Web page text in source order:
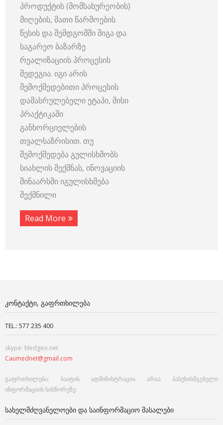
პროდუქტის (მომსახურეობის)
მიღების, მათი წარმოების
წესის და შემდგომში შიგა და
საგარეო ბაზარზე
რეალიზაციის პროცესის
შედეგია. იგი არის
შემოქმედებითი პროცესის
დამასრულებელი ეტაპი, მისი
პრაქტიკაში
განხორციელების
თვალსაზრისით. თუ
შემოქმედება გულისხმობს
სიახლის შექმნას, ინოვაციის
შინაარსში იგულისხმება
შექმნილი
Read More
ᲙᲝᲜᲢᲐᲥᲢᲘ, ᲒᲐᲤᲠᲗᲮᲘᲚᲔᲑᲐ
TEL.: 577 235 400
skype: Medgeo.net
Caumednet@gmail.com
გაფრთხილება: საიტის ადმინისტრაცია არაა პასუხისმგებელი
ინფორმაციის სისწორეზე.
ᲡᲐᲮᲔᲚᲛᲫᲦᲕᲐᲜᲔᲚᲝᲔᲑᲘ ᲓᲐ ᲡᲐᲘᲜᲤᲝᲠᲛᲐᲪᲘᲝ ᲛᲐᲡᲐᲚᲔᲑᲘ